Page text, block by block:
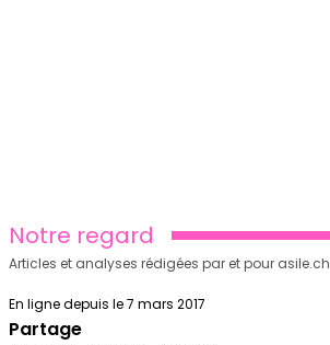
Notre regard
Articles et analyses rédigées par et pour asile.ch
En ligne depuis le 7 mars 2017
Partage